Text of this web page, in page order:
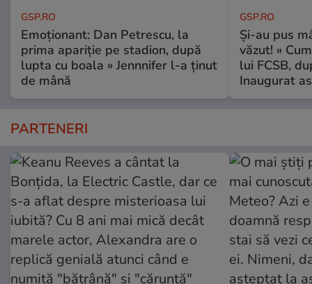
GSP.RO
Emoționant: Dan Petrescu, la
prima apariție pe stadion, după
lupta cu boala » Jennnifer l-a ținut
de mână
GSP.RO
Și-au pus
văzut! »
lui FCSB,
Inaugurat
PARTENERI